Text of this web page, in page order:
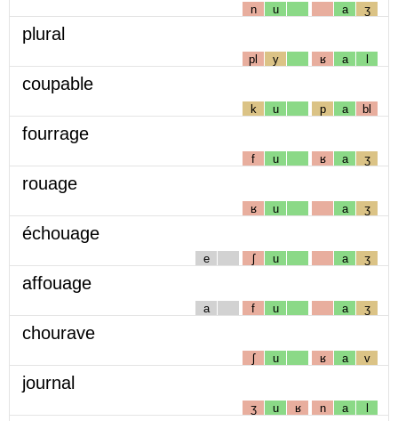
n u a ʒ
plural
pl y ʁ a l
coupable
k u p a bl
fourrage
f u ʁ a ʒ
rouage
ʁ u a ʒ
échouage
e ʃ u a ʒ
affouage
a f u a ʒ
chourave
ʃ u ʁ a v
journal
ʒ u ʁ n a l